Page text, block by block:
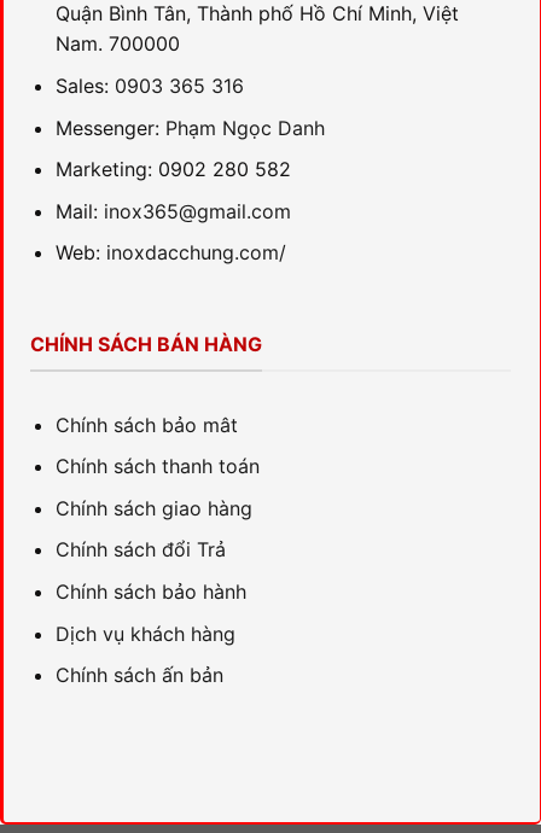
Quận Bình Tân, Thành phố Hồ Chí Minh, Việt
Nam. 700000
Sales: 0903 365 316
Messenger: Phạm Ngọc Danh
Marketing: 0902 280 582
Mail: inox365@gmail.com
Web: inoxdacchung.com/
CHÍNH SÁCH BÁN HÀNG
Chính sách bảo mât
Chính sách thanh toán
Chính sách giao hàng
Chính sách đổi Trả
Chính sách bảo hành
Dịch vụ khách hàng
Chính sách ấn bản